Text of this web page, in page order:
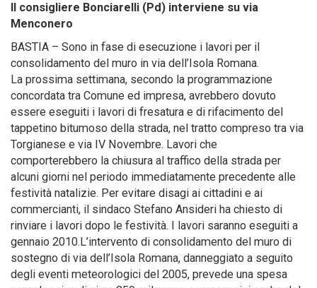
Il consigliere Bonciarelli (Pd) interviene su via
Menconero
BASTIA – Sono in fase di esecuzione i lavori per il
consolidamento del muro in via dell’Isola Romana.
La prossima settimana, secondo la programmazione
concordata tra Comune ed impresa, avrebbero dovuto
essere eseguiti i lavori di fresatura e di rifacimento del
tappetino bitumoso della strada, nel tratto compreso tra via
Torgianese e via IV Novembre. Lavori che
comporterebbero la chiusura al traffico della strada per
alcuni giorni nel periodo immediatamente precedente alle
festività natalizie. Per evitare disagi ai cittadini e ai
commercianti, il sindaco Stefano Ansideri ha chiesto di
rinviare i lavori dopo le festività. I lavori saranno eseguiti a
gennaio 2010.L’intervento di consolidamento del muro di
sostegno di via dell’Isola Romana, danneggiato a seguito
degli eventi meteorologici del 2005, prevede una spesa